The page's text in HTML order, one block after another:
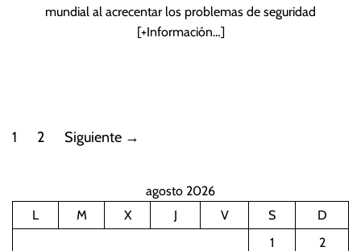
mundial al acrecentar los problemas de seguridad
[+Información…]
P
g
i
1 2 Siguiente →
agosto 2026
L
M X J V S
D
1
2